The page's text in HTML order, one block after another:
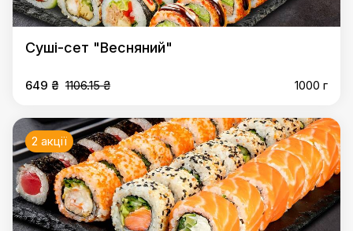
Суші-сет "Весняний"
649 ₴ 1106.15 ₴ 1000 г
2 акції